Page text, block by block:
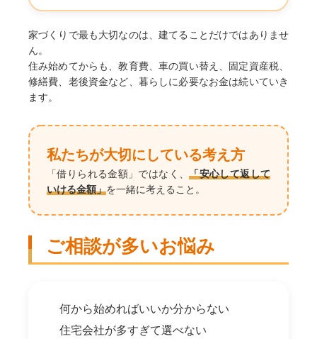
家づくりで最も大切なのは、建てることだけではありませ
ん。
住み始めてからも、教育費、車の買い替え、固定資産税、
修繕費、老後資金など、暮らしに必要なお金は続いていき
ます。
私たちが大切にしている考え方
「借りられる金額」ではなく、「安心して返して
いける金額」を一緒に考えること。
ご相談が多いお悩み
何から始めればいいか分からない
住宅会社が多すぎて選べない